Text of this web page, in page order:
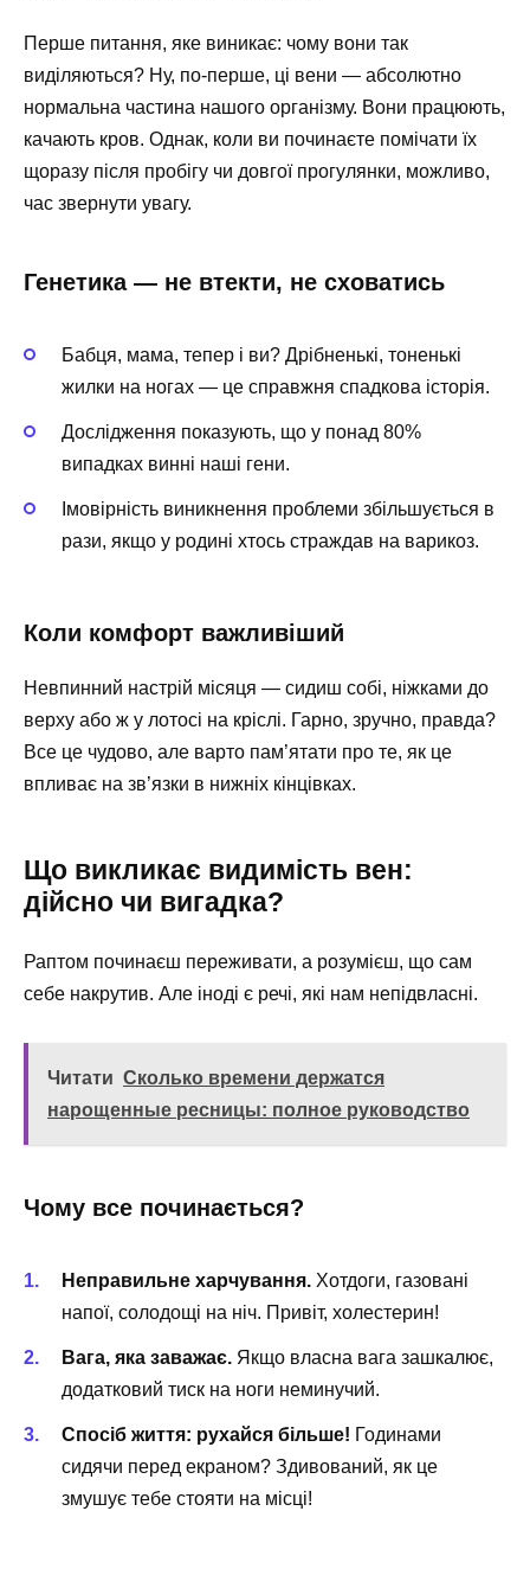
Перше питання, яке виникає: чому вони так
виділяються? Ну, по-перше, ці вени — абсолютно
нормальна частина нашого організму. Вони працюють,
качають кров. Однак, коли ви починаєте помічати їх
щоразу після пробігу чи довгої прогулянки, можливо,
час звернути увагу.
Генетика — не втекти, не сховатись
Бабця, мама, тепер і ви? Дрібненькі, тоненькі
жилки на ногах — це справжня спадкова історія.
Дослідження показують, що у понад 80%
випадках винні наші гени.
Імовірність виникнення проблеми збільшується в
рази, якщо у родині хтось страждав на варикоз.
Коли комфорт важливіший
Невпинний настрій місяця — сидиш собі, ніжками до
верху або ж у лотосі на кріслі. Гарно, зручно, правда?
Все це чудово, але варто пам’ятати про те, як це
впливає на зв’язки в нижніх кінцівках.
Що викликає видимість вен:
дійсно чи вигадка?
Раптом починаєш переживати, а розумієш, що сам
себе накрутив. Але іноді є речі, які нам непідвласні.
Читати Сколько времени держатся
нарощенные ресницы: полное руководство
Чому все починається?
Неправильне харчування. Хотдоги, газовані
напої, солодощі на ніч. Привіт, холестерин!
Вага, яка заважає. Якщо власна вага зашкалює,
додатковий тиск на ноги неминучий.
Спосіб життя: рухайся більше! Годинами
сидячи перед екраном? Здивований, як це
змушує тебе стояти на місці!